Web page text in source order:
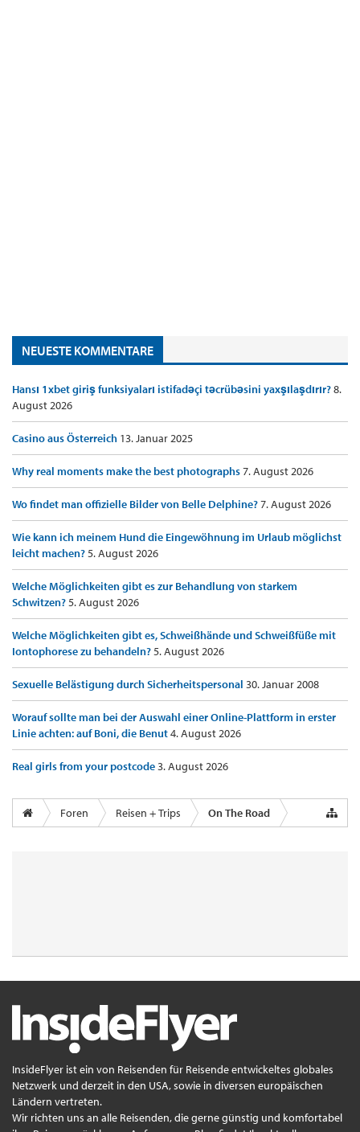
NEUESTE KOMMENTARE
Hansı 1xbet giriş funksiyaları istifadəçi təcrübəsini yaxşılaşdırır?8.
August 2026
Casino aus Österreich 13. Januar 2025
Why real moments make the best photographs7. August 2026
Wo findet man offizielle Bilder von Belle Delphine?7. August 2026
Wie kann ich meinem Hund die Eingewöhnung im Urlaub möglichst
leicht machen?5. August 2026
Welche Möglichkeiten gibt es zur Behandlung von starkem
Schwitzen?5. August 2026
Welche Möglichkeiten gibt es, Schweißhände und Schweißfüße mit
Iontophorese zu behandeln?5. August 2026
Sexuelle Belästigung durch Sicherheitspersonal 30. Januar 2008
Worauf sollte man bei der Auswahl einer Online-Plattform in erster
Linie achten: auf Boni, die Benut4. August 2026
Real girls from your postcode3. August 2026
Foren Reisen + Trips On The Road
InsideFlyer ist ein von Reisenden für Reisende entwickeltes globales
Netzwerk und derzeit in den USA, sowie in diversen europäischen
Ländern vertreten.
Wir richten uns an alle Reisenden, die gerne günstig und komfortabel